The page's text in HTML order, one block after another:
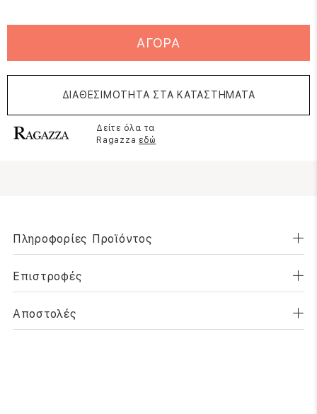
ΑΓΟΡΑ
ΔΙΑΘΕΣΙΜΟΤΗΤΑ ΣΤΑ ΚΑΤΑΣΤΗΜΑΤΑ
Δείτε όλα τα
Ragazza εδώ
Πληροφορίες Προϊόντος
Επιστροφές
Αποστολές